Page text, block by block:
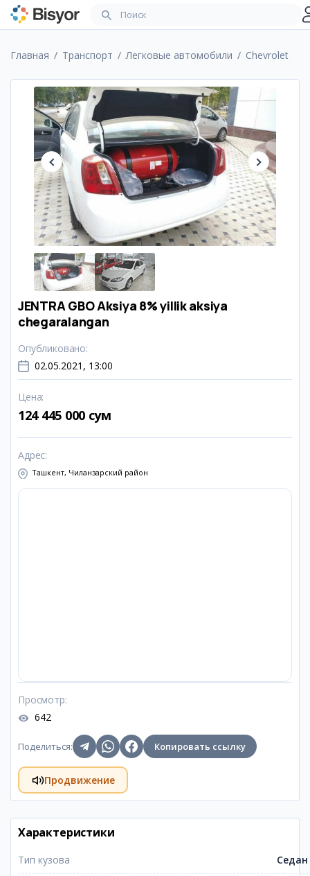
Главная Транспорт Легковые автомобили Chevrolet
JENTRA GBO Aksiya 8% yillik aksiya
chegaralangan
Опубликовано:
02.05.2021, 13:00
Цена:
124 445 000 сум
Адрес:
Ташкент, Чиланзарский район
Просмотр:
642
Поделиться: Копировать ссылку
Продвижение
Характеристики
Тип кузова Седан